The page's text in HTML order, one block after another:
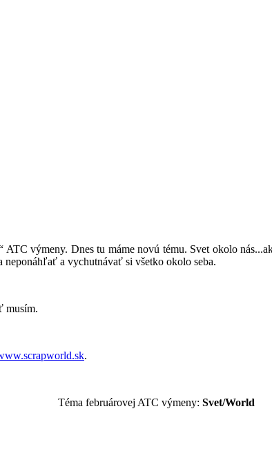
výmeny. Dnes tu máme novú tému. Svet okolo
neponáhľať a vychutnávať si všetko okolo seba.
musím.
.
Téma februárovej ATC výmeny: Svet/World